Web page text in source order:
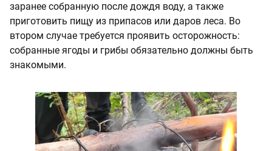
заранее собранную после дождя воду, а также
приготовить пищу из припасов или даров леса. Во
втором случае требуется проявить осторожность:
собранные ягоды и грибы обязательно должны быть
знакомыми.